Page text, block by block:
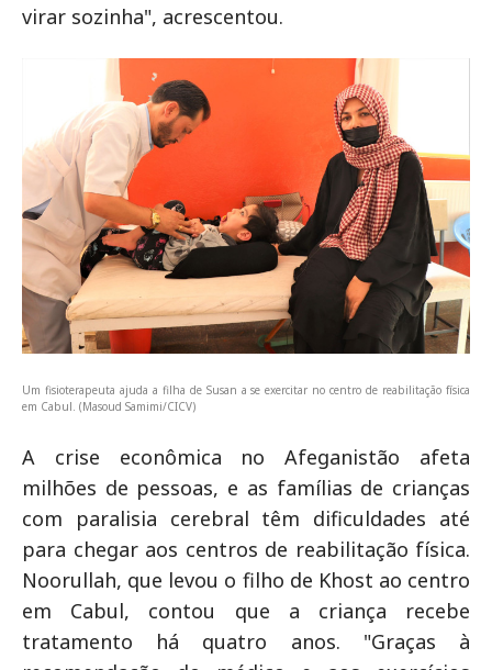
virar sozinha", acrescentou.
Um fisioterapeuta ajuda a filha de Susan a se exercitar no centro de reabilitação física
em Cabul. (Masoud Samimi/CICV)
A crise econômica no Afeganistão afeta
milhões de pessoas, e as famílias de crianças
com paralisia cerebral têm dificuldades até
para chegar aos centros de reabilitação física.
Noorullah, que levou o filho de Khost ao centro
em Cabul, contou que a criança recebe
tratamento há quatro anos. "Graças à